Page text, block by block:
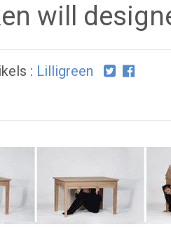
will
: Lilligreen